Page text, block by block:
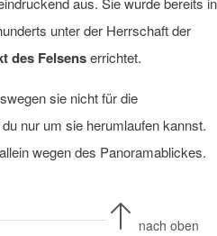
unter der Herrschaft der
des Felsenserrichtet.
sie nicht für die
nur um sie herumlaufen kannst.
wegen des Panoramablickes.
nach oben